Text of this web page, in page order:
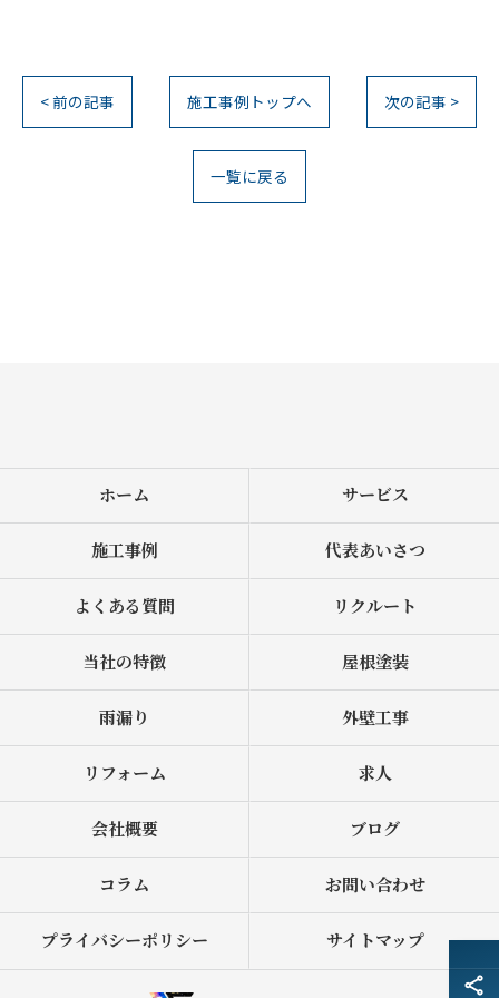
< 前の記事 施工事例トップへ 次の記事 >
一覧に戻る
ホーム サービス
施工事例 代表あいさつ
よくある質問 リクルート
当社の特徴 屋根塗装
雨漏り 外壁工事
リフォーム 求人
会社概要 ブログ
コラム お問い合わせ
プライバシーポリシー サイトマップ